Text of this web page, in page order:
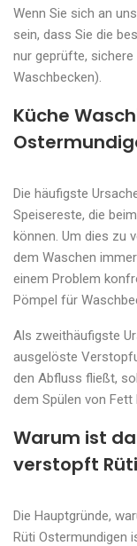
Wenn Sie sich an
sein, dass Sie die
nur geprüfte,
Waschbecken).
Küche
Die häufigste
Speisereste, die
können. Um dies zu
dem Waschen
einem Problem
Pömpel für
Als zweithäufigste
ausgelöste
den Abfluss fließt,
dem Spülen von Fett
Warum ist
verstopft
Die Hauptgründe,
Rüti Ostermundigen